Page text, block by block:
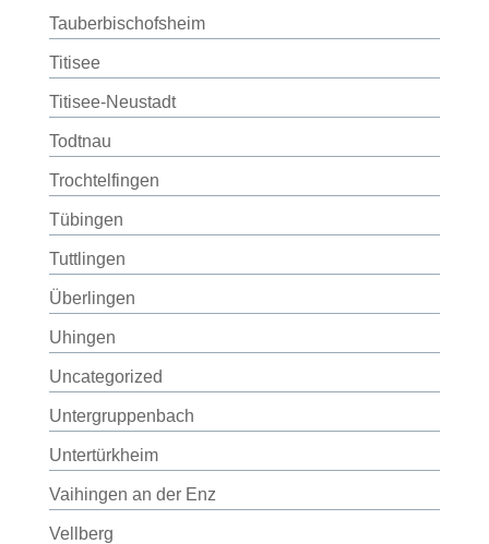
Tauberbischofsheim
Titisee
Titisee-Neustadt
Todtnau
Trochtelfingen
Tübingen
Tuttlingen
Überlingen
Uhingen
Uncategorized
Untergruppenbach
Untertürkheim
Vaihingen an der Enz
Vellberg